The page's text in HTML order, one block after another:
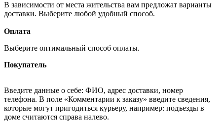
В зависимости от места жительства вам предложат варианты
доставки. Выберите любой удобный способ.
Оплата
Выберите оптимальный способ оплаты.
Покупатель
Введите данные о себе: ФИО, адрес доставки, номер
телефона. В поле «Комментарии к заказу» введите сведения,
которые могут пригодиться курьеру, например: подъезды в
доме считаются справа налево.